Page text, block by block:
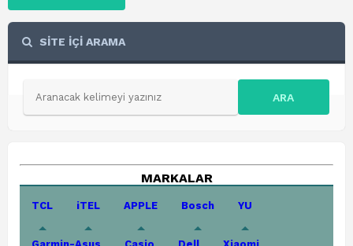
SİTE İÇİ ARAMA
ARA
MARKALAR
TCL iTEL APPLE Bosch YU